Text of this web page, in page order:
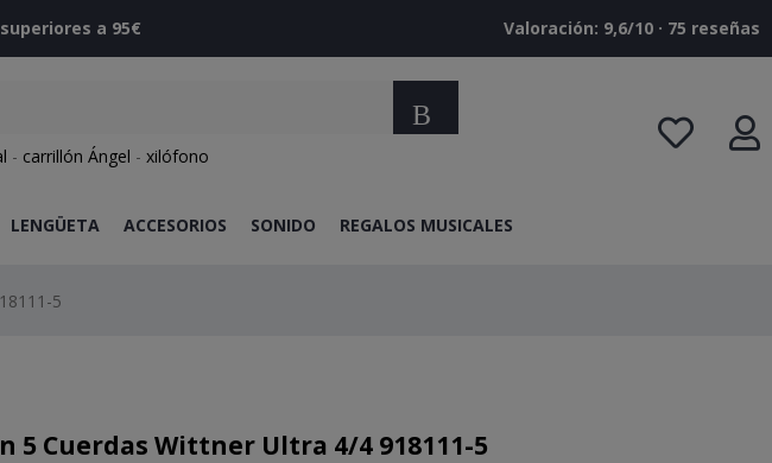
superiores a 95€ Valoración: 9,6/10 · ‎75 reseñas
Buscar
- carrillón Ángel - xilófono
LENGÜETA ACCESORIOS SONIDO REGALOS MUSICALES
5
5 Cuerdas Wittner Ultra 4/4 918111-5